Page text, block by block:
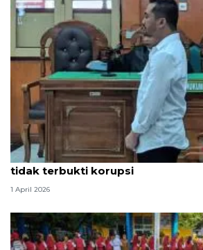
Hakim PN Medan vonis bebas
tidak terbukti korupsi
1 April 2026